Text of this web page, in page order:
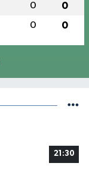
0 0
0 0
21:30